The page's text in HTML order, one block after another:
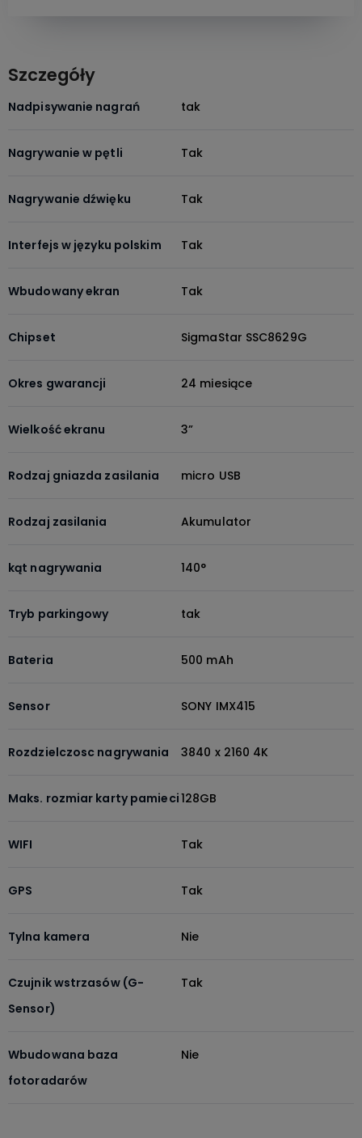
Szczegóły
Nadpisywanie nagrań tak
Nagrywanie w pętli Tak
Nagrywanie dźwięku Tak
Interfejs w języku polskim Tak
Wbudowany ekran Tak
Chipset SigmaStar SSC8629G
Okres gwarancji 24 miesiące
Wielkość ekranu 3”
Rodzaj gniazda zasilania micro USB
Rodzaj zasilania Akumulator
kąt nagrywania 140°
Tryb parkingowy tak
Bateria 500 mAh
Sensor SONY IMX415
Rozdzielczosc nagrywania 3840 x 2160 4K
Maks. rozmiar karty pamieci128GB
WIFI Tak
GPS Tak
Tylna kamera Nie
Czujnik wstrzasów (G-
Sensor)
Tak
Wbudowana baza
fotoradarów
Nie